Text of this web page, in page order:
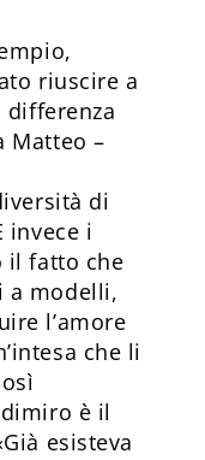
riuscire a
differenza
Matteo –
di
invece i
il fatto che
a modelli,
l’amore
che li
è il
esisteva